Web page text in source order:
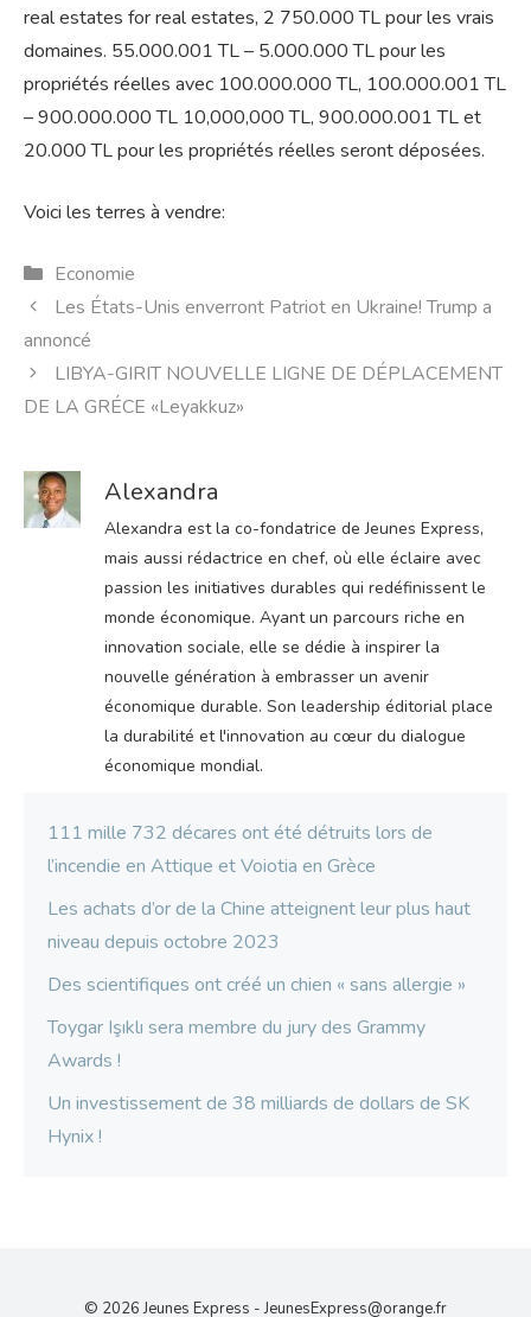
real estates for real estates, 2 750.000 TL pour les vrais
domaines. 55.000.001 TL – 5.000.000 TL pour les
propriétés réelles avec 100.000.000 TL, 100.000.001 TL
– 900.000.000 TL 10,000,000 TL, 900.000.001 TL et
20.000 TL pour les propriétés réelles seront déposées.
Voici les terres à vendre:
Catégories
Economie
Les États-Unis enverront Patriot en Ukraine! Trump a
annoncé
LIBYA-GIRIT NOUVELLE LIGNE DE DÉPLACEMENT
DE LA GRÉCE «Leyakkuz»
Alexandra
Alexandra est la co-fondatrice de Jeunes Express,
mais aussi rédactrice en chef, où elle éclaire avec
passion les initiatives durables qui redéfinissent le
monde économique. Ayant un parcours riche en
innovation sociale, elle se dédie à inspirer la
nouvelle génération à embrasser un avenir
économique durable. Son leadership éditorial place
la durabilité et l'innovation au cœur du dialogue
économique mondial.
111 mille 732 décares ont été détruits lors de
l’incendie en Attique et Voiotia en Grèce
Les achats d’or de la Chine atteignent leur plus haut
niveau depuis octobre 2023
Des scientifiques ont créé un chien « sans allergie »
Toygar Işıklı sera membre du jury des Grammy
Awards !
Un investissement de 38 milliards de dollars de SK
Hynix !
© 2026 Jeunes Express -JeunesExpress@orange.fr